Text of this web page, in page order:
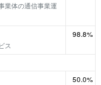
業体の通信事業運
ス
98.8%
50.0%